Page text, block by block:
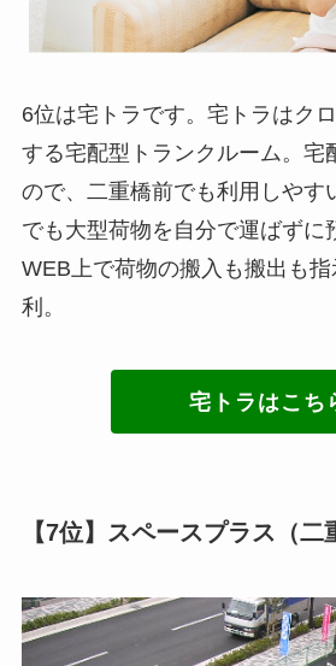
6位は宅トラです。宅トラはク
する宅配型トランクルーム。宅
ので、二重橋前でも利用しやす
でも大型荷物を自分で運ばずに
WEB上で荷物の搬入も搬出も
利。
宅トラはこち
【7位】スペースプラス（二